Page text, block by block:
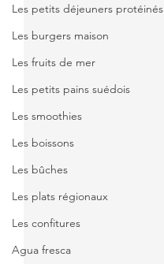
Les petits déjeuners protéinés
Les burgers maison
Les fruits de mer
Les petits pains suédois
Les smoothies
Les boissons
Les bûches
Les plats régionaux
Les confitures
Agua fresca